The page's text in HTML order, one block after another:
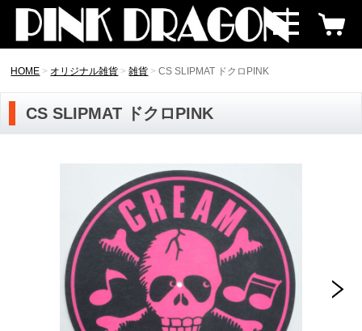
HOME オリジナル雑貨 雑貨 CS SLIPMAT ドクロPINK
CS SLIPMAT ドクロPINK